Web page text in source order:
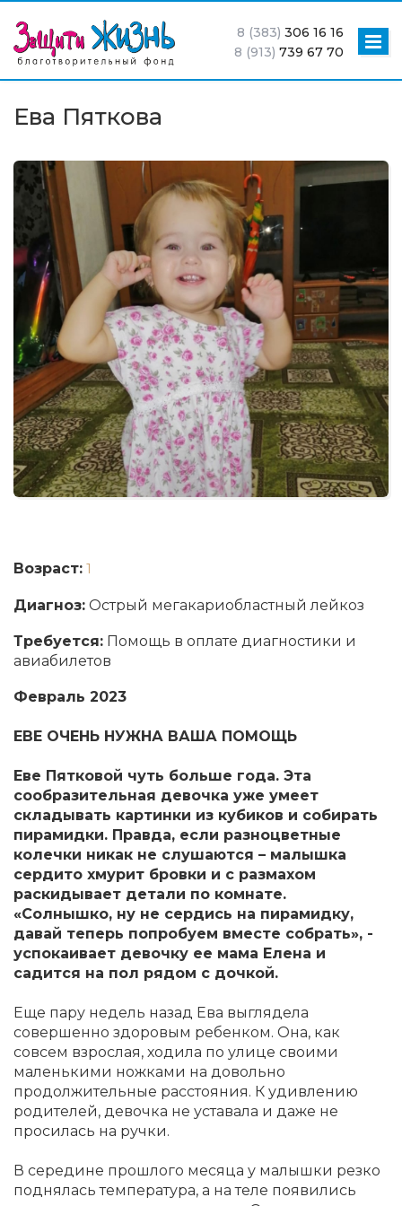
8 (383) 306 16 16
8 (913) 739 67 70
Ева Пяткова
Возраст: 1
Диагноз: Острый мегакариобластный лейкоз
Требуется: Помощь в оплате диагностики и
авиабилетов
Февраль 2023
ЕВЕ ОЧЕНЬ НУЖНА ВАША ПОМОЩЬ
Еве Пятковой чуть больше года. Эта
сообразительная девочка уже умеет
складывать картинки из кубиков и собирать
пирамидки. Правда, если разноцветные
колечки никак не слушаются – малышка
сердито хмурит бровки и с размахом
раскидывает детали по комнате.
«Солнышко, ну не сердись на пирамидку,
давай теперь попробуем вместе собрать», -
успокаивает девочку ее мама Елена и
садится на пол рядом с дочкой.
Еще пару недель назад Ева выглядела
совершенно здоровым ребенком. Она, как
совсем взрослая, ходила по улице своими
маленькими ножками на довольно
продолжительные расстояния. К удивлению
родителей, девочка не уставала и даже не
просилась на ручки.
В середине прошлого месяца у малышки резко
поднялась температура, а на теле появились